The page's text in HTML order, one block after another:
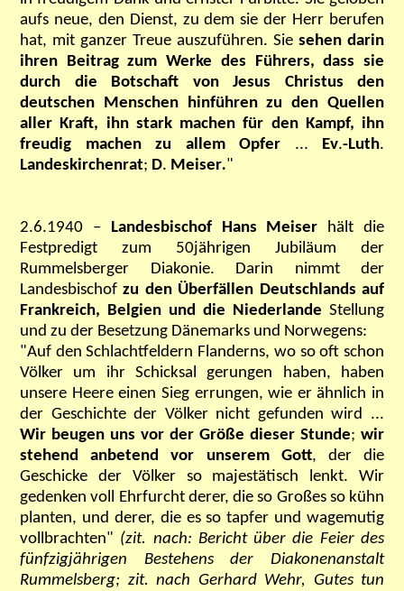
aufs neue, den Dienst, zu dem sie der Herr berufen
hat, mit ganzer Treue auszuführen. Sie sehen darin
ihren Beitrag zum Werke des Führers, dass sie
durch die Botschaft von Jesus Christus den
deutschen Menschen hinführen zu den Quellen
aller Kraft, ihn stark machen für den Kampf, ihn
freudig machen zu allem Opfer ... Ev.-Luth.
Landeskirchenrat; D. Meiser."
2.6.1940 – Landesbischof Hans Meiser hält die
Festpredigt zum 50jährigen Jubiläum der
Rummelsberger Diakonie. Darin nimmt der
Landesbischof zu den Überfällen Deutschlands auf
Frankreich, Belgien und die Niederlande Stellung
und zu der Besetzung Dänemarks und Norwegens:
"Auf den Schlachtfeldern Flanderns, wo so oft schon
Völker um ihr Schicksal gerungen haben, haben
unsere Heere einen Sieg errungen, wie er ähnlich in
der Geschichte der Völker nicht gefunden wird ...
Wir beugen uns vor der Größe dieser Stunde; wir
stehend anbetend vor unserem Gott, der die
Geschicke der Völker so majestätisch lenkt. Wir
gedenken voll Ehrfurcht derer, die so Großes so kühn
planten, und derer, die es so tapfer und wagemutig
vollbrachten" (zit. nach: Bericht über die Feier des
fünfzigjährigen Bestehens der Diakonenanstalt
Rummelsberg; zit. nach Gerhard Wehr, Gutes tun